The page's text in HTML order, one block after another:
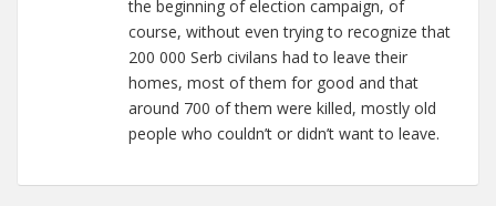
the beginning of election campaign, of
course, without even trying to recognize that
200 000 Serb civilans had to leave their
homes, most of them for good and that
around 700 of them were killed, mostly old
people who couldn’t or didn’t want to leave.